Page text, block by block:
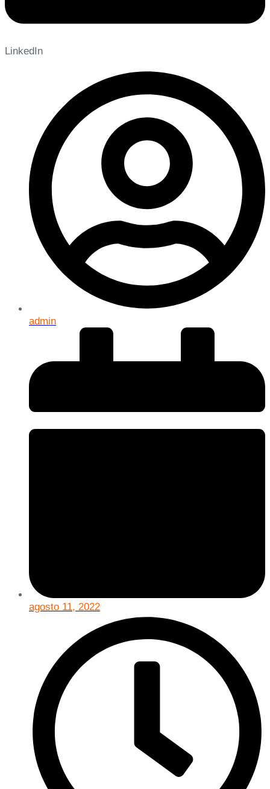
LinkedIn
admin
agosto 11, 2022